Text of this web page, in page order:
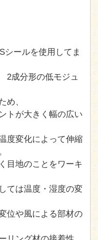
シールを使用してま
成分形の低モジュ
め、
トが大きく幅の広い
度変化によって伸縮
目地のことをワーキ
ては温度・湿度の変
位や風による部材の